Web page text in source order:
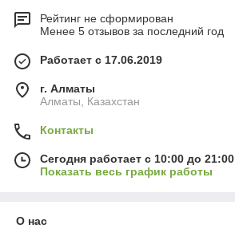
Рейтинг не сформирован
Менее 5 отзывов за последний год
Работает с 17.06.2019
г. Алматы
Алматы, Казахстан
Контакты
Сегодня работает с 10:00 до 21:00
Показать весь график работы
О нас